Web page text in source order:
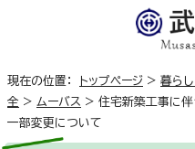
現在の位置： トップページ > 暮らし
全 > ムーバス > 住宅新築工事に伴
一部変更について